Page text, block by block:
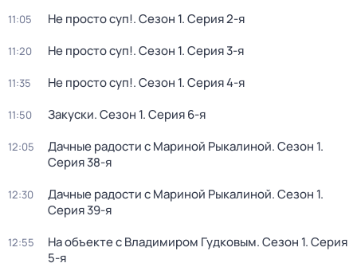
11:05 Не просто суп!. Сезон 1. Серия 2-я
11:20 Не просто суп!. Сезон 1. Серия 3-я
11:35 Не просто суп!. Сезон 1. Серия 4-я
11:50 Закуски. Сезон 1. Серия 6-я
12:05 Дачные радости с Мариной Рыкалиной. Сезон 1.
Серия 38-я
12:30 Дачные радости с Мариной Рыкалиной. Сезон 1.
Серия 39-я
12:55 На объекте с Владимиром Гудковым. Сезон 1. Серия
5-я